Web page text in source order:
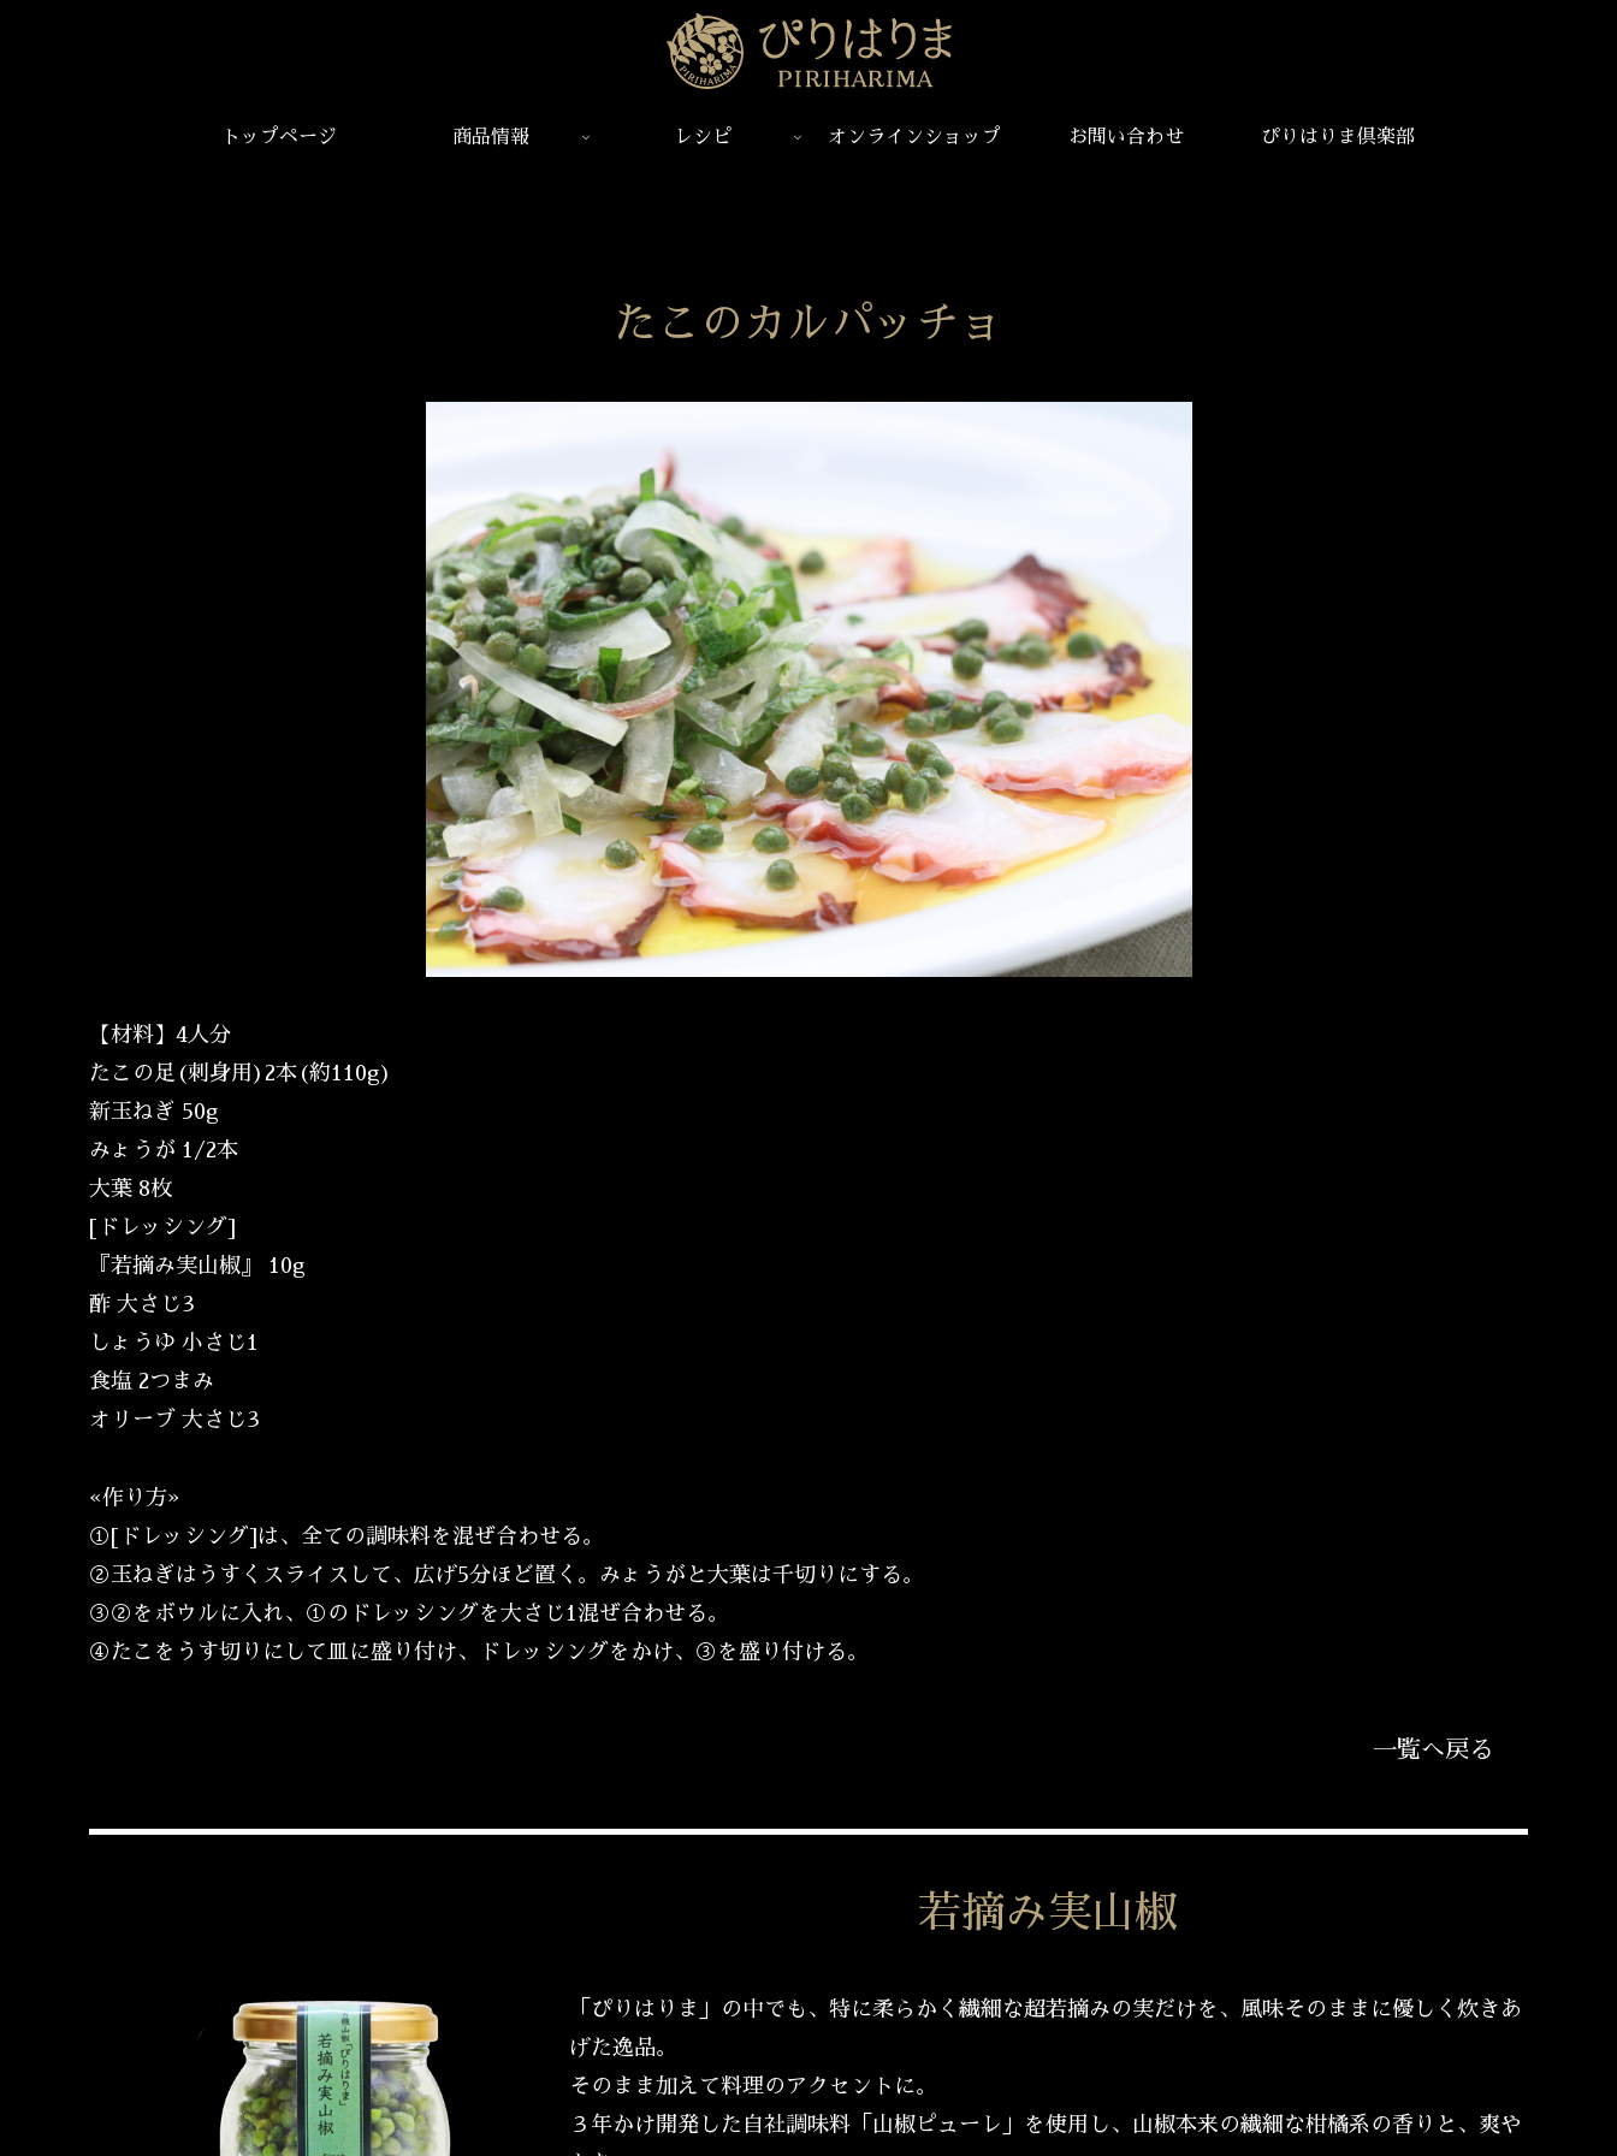
トップページ 商品情報 レシピ オンラインショップ お問い合わせ ぴりはりま倶楽部
たこのカルパッチョ
【材料】4人分
たこの足(刺身用)2本(約110g)
新玉ねぎ 50g
みょうが 1/2本
大葉 8枚
[ドレッシング]
『若摘み実山椒』 10g
酢 大さじ3
しょうゆ 小さじ1
食塩 2つまみ
オリーブ 大さじ3
«作り方»
①[ドレッシング]は、全ての調味料を混ぜ合わせる。
②玉ねぎはうすくスライスして、広げ5分ほど置く。みょうがと大葉は千切りにする。
③②をボウルに入れ、①のドレッシングを大さじ1混ぜ合わせる。
④たこをうす切りにして皿に盛り付け、ドレッシングをかけ、③を盛り付ける。
一覧へ戻る
若摘み実山椒
「ぴりはりま」の中でも、特に柔らかく繊細な超若摘みの実だけを、風味そのままに優しく炊きあ
げた逸品。
そのまま加えて料理のアクセントに。
３年かけ開発した自社調味料「山椒ピューレ」を使用し、山椒本来の繊細な柑橘系の香りと、爽や